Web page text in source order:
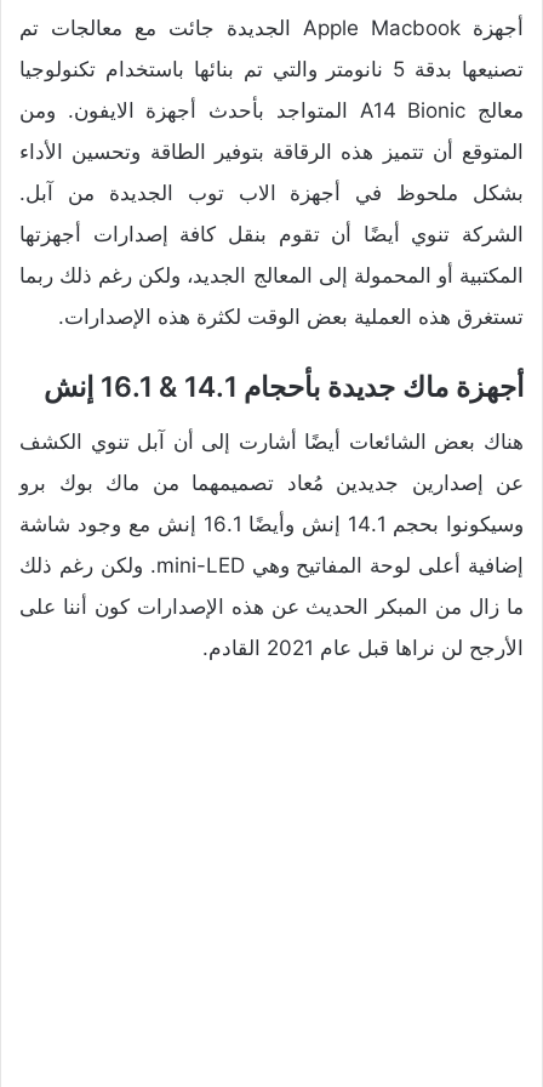
أجهزة Apple Macbook الجديدة جائت مع معالجات تم
تصنيعها بدقة 5 نانومتر والتي تم بنائها باستخدام تكنولوجيا
معالج A14 Bionic المتواجد بأحدث أجهزة الايفون. ومن
المتوقع أن تتميز هذه الرقاقة بتوفير الطاقة وتحسين الأداء
بشكل ملحوظ في أجهزة الاب توب الجديدة من آبل.
الشركة تنوي أيضًا أن تقوم بنقل كافة إصدارات أجهزتها
المكتبية أو المحمولة إلى المعالج الجديد، ولكن رغم ذلك ربما
تستغرق هذه العملية بعض الوقت لكثرة هذه الإصدارات.
أجهزة ماك جديدة بأحجام 14.1 & 16.1 إنش
هناك بعض الشائعات أيضًا أشارت إلى أن آبل تنوي الكشف
عن إصدارين جديدين مُعاد تصميمهما من ماك بوك برو
وسيكونوا بحجم 14.1 إنش وأيضًا 16.1 إنش مع وجود شاشة
إضافية أعلى لوحة المفاتيح وهي mini-LED. ولكن رغم ذلك
ما زال من المبكر الحديث عن هذه الإصدارات كون أننا على
الأرجح لن نراها قبل عام 2021 القادم.